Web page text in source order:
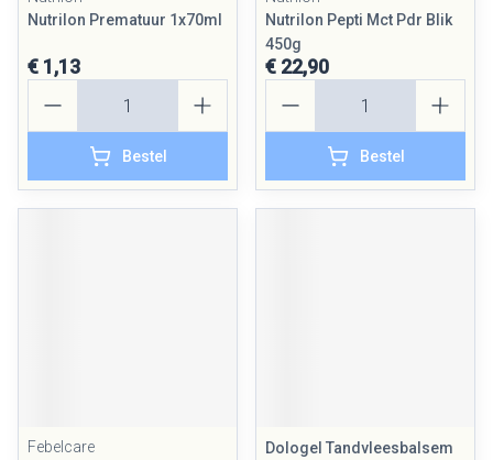
Nutrilon Prematuur 1x70ml
€ 1,13
Bestel
Nutrilon Pepti Mct Pdr Blik
450g
€ 22,90
Bestel
Febelcare
Dologel Tandvleesbalsem